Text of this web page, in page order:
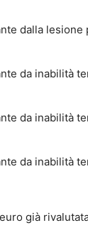
dalla lesione
da inabilità
da inabilità
da inabilità
già